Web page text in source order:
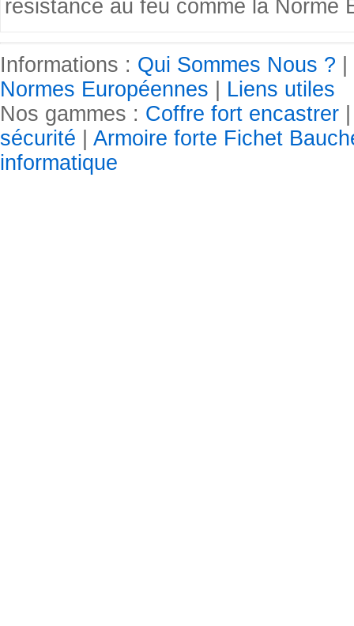
résistance au feu comme la Norme
Informations : Qui Sommes Nous ?
Normes Européennes
Liens utiles
Nos gammes : Coffre fort encastrer
sécurité
Armoire forte Fichet
informatique